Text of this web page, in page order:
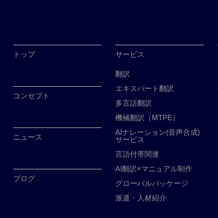
トップ
コンセプト
ニュース
ブログ
サービス
翻訳
エキスパート翻訳
多言語翻訳
機械翻訳（MTPE）
AIナレーション(音声合成)
サービス
言語付帯関連
AI翻訳×マニュアル制作
グローバルパッケージ
派遣・人材紹介